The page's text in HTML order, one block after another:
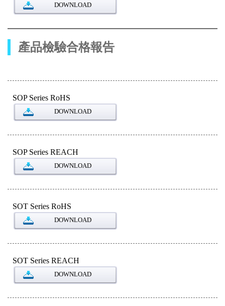
DOWNLOAD
產品檢驗合格報告
SOP Series RoHS
DOWNLOAD
SOP Series REACH
DOWNLOAD
SOT Series RoHS
DOWNLOAD
SOT Series REACH
DOWNLOAD